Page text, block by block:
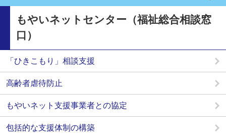
もやいネットセンター（福祉総合相談窓
口）
「ひきこもり」相談支援
高齢者虐待防止
もやいネット支援事業者との協定
包括的な支援体制の構築